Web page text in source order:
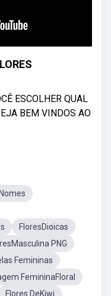
ESCOLHER QUAL
BEM VINDOS AO
FloresDioicas
PNG
Femininas
FemininaFloral
Flores DeKiwi